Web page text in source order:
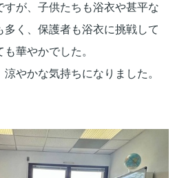
が、 子供たちも浴衣や甚平な
く、 保護者も浴衣に挑戦して
華やかでした。
やかな気持ちになりました。